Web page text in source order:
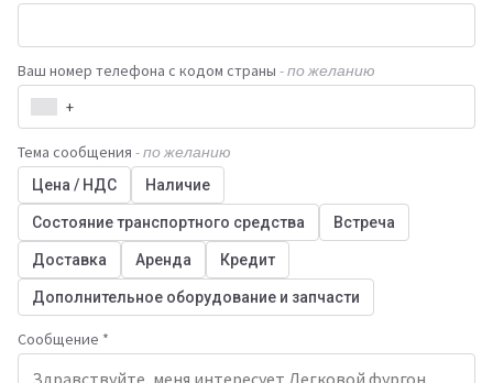
Ваш номер телефона с кодом страны - по желанию
+
Тема сообщения - по желанию
Цена / НДС Наличие
Состояние транспортного средства Встреча
Доставка Аренда Кредит
Дополнительное оборудование и запчасти
Сообщение *